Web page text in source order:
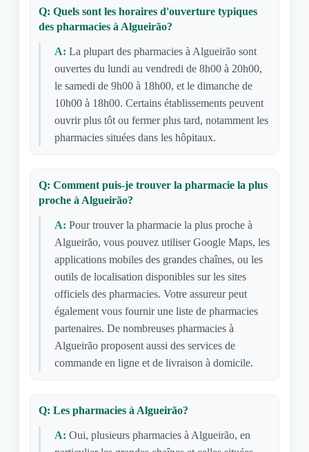
Q: Quels sont les horaires d'ouverture typiques
des pharmacies à Algueirão?
A: La plupart des pharmacies à Algueirão sont
ouvertes du lundi au vendredi de 8h00 à 20h00,
le samedi de 9h00 à 18h00, et le dimanche de
10h00 à 18h00. Certains établissements peuvent
ouvrir plus tôt ou fermer plus tard, notamment les
pharmacies situées dans les hôpitaux.
Q: Comment puis-je trouver la pharmacie la plus
proche à Algueirão?
A: Pour trouver la pharmacie la plus proche à
Algueirão, vous pouvez utiliser Google Maps, les
applications mobiles des grandes chaînes, ou les
outils de localisation disponibles sur les sites
officiels des pharmacies. Votre assureur peut
également vous fournir une liste de pharmacies
partenaires. De nombreuses pharmacies à
Algueirão proposent aussi des services de
commande en ligne et de livraison à domicile.
Q: Les pharmacies à Algueirão?
A: Oui, plusieurs pharmacies à Algueirão, en